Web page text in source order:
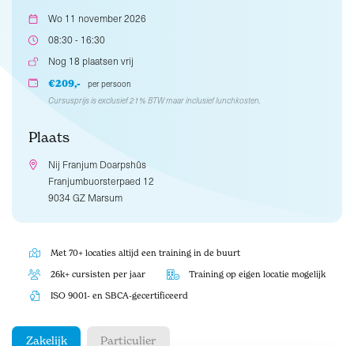
Wo 11 november 2026
08:30 - 16:30
Nog 18 plaatsen vrij
€209,-
per persoon
Cursusprijs is exclusief 21% BTW maar inclusief lunchkosten.
Plaats
Nij Franjum Doarpshûs
Franjumbuorsterpaed 12
9034 GZ Marsum
Met 70+ locaties altijd een training in de buurt
26k+ cursisten per jaar Training op eigen locatie mogelijk
ISO 9001- en SBCA-gecertificeerd
Zakelijk Particulier